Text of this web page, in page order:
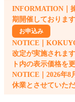
他のサイトで見つけた商品ペ
INFORMATION｜
期開催しております
お申込み
NOTICE｜
改定が実施されま
ト内の表示価格を
NOTICE｜2026年8
休業とさせていただ